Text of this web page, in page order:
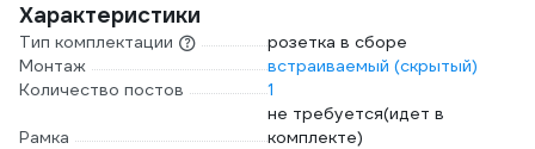
Характеристики
Тип комплектации
розетка в сборе
Монтаж
встраиваемый (скрытый)
Количество постов
1
Рамка
не требуется(идет в
комплекте)